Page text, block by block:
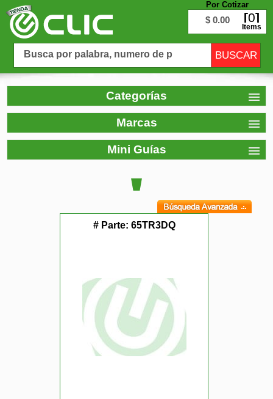
Por Cotizar
$ 0.00 0
Items
Categorías
Marcas
Mini Guías
# Parte: 65TR3DQ